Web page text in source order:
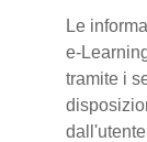
Le
e-
tramite i